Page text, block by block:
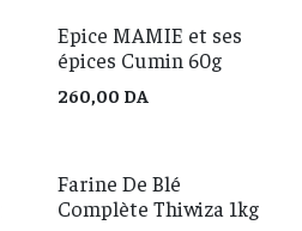
Epice MAMIE et ses
épices Cumin 60g
260,00 DA
Farine De Blé
Complète Thiwiza 1kg